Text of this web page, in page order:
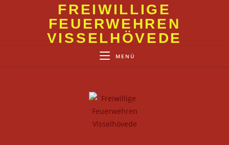
FREIWILLIGE
FEUERWEHREN
VISSELHÖVEDE
MENÜ